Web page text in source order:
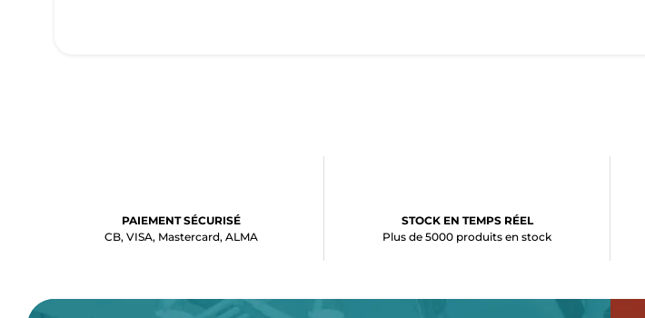
PAIEMENT SÉCURISÉ
CB, VISA, Mastercard, ALMA
STOCK EN TEMPS RÉEL
Plus de 5000 produits en stock